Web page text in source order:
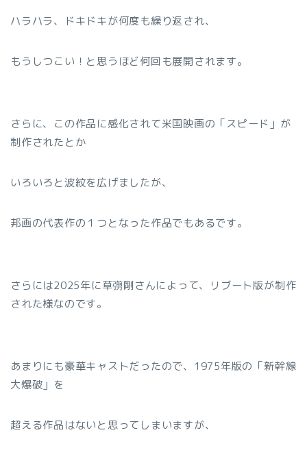
ハラハラ、ドキドキが何度も繰り返され、
もうしつこい！と思うほど何回も展開されます。
さらに、この作品に感化されて米国映画の「スピード」が
制作されたとか
いろいろと波紋を広げましたが、
邦画の代表作の１つとなった作品でもあるです。
さらには2025年に草彅剛さんによって、リブート版が制作
された様なのです。
あまりにも豪華キャストだったので、1975年版の「新幹線
大爆破」を
超える作品はないと思ってしまいますが、